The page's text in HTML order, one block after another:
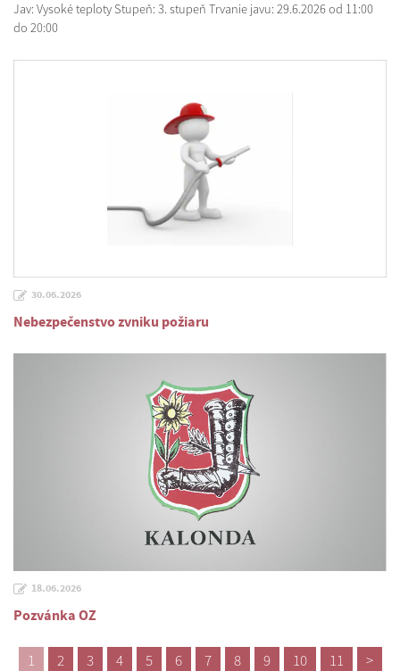
Jav: Vysoké teploty Stupeň: 3. stupeň Trvanie javu: 29.6.2026 od 11:00
do 20:00
30.06.2026
Nebezpečenstvo zvniku požiaru
18.06.2026
Pozvánka OZ
1 2 3 4 5 6 7 8 9 10 11 >